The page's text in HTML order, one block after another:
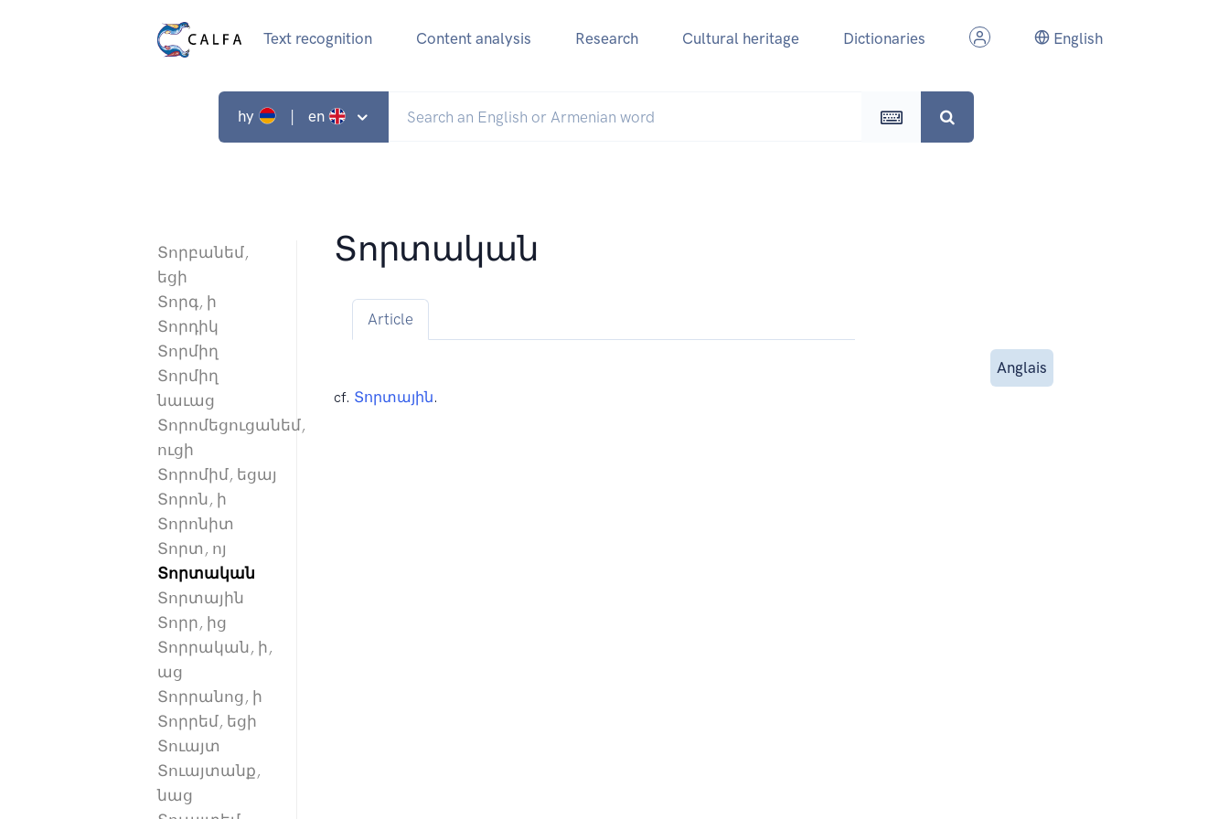
Text recognition Content analysis Research Cultural heritage Dictionaries English
hy | en
Տորբանեմ,
եցի
Տորգ, ի
Տորդիկ
Տորմիղ
Տորմիղ
նաւաց
Տորոմեցուցանեմ,
ուցի
Տորոմիմ, եցայ
Տորոն, ի
Տորոնիտ
Տորտ, ոյ
Տորտական
Տորտային
Տորր, ից
Տորրական, ի,
աց
Տորրանոց, ի
Տորրեմ, եցի
Տուայտ
Տուայտանք,
նաց
Տորտական
Article
Anglais
cf. Տորտային.